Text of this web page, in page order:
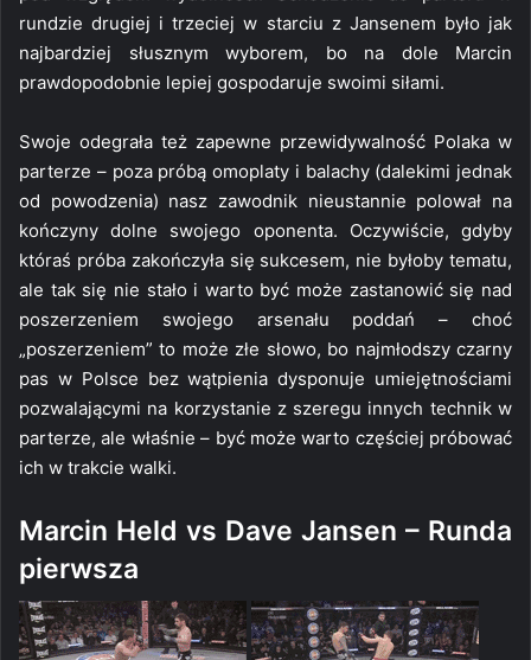
rundzie drugiej i trzeciej w starciu z Jansenem było jak
najbardziej słusznym wyborem, bo na dole Marcin
prawdopodobnie lepiej gospodaruje swoimi siłami.
Swoje odegrała też zapewne przewidywalność Polaka w
parterze – poza próbą omoplaty i balachy (dalekimi jednak
od powodzenia) nasz zawodnik nieustannie polował na
kończyny dolne swojego oponenta. Oczywiście, gdyby
któraś próba zakończyła się sukcesem, nie byłoby tematu,
ale tak się nie stało i warto być może zastanowić się nad
poszerzeniem swojego arsenału poddań – choć
„poszerzeniem” to może złe słowo, bo najmłodszy czarny
pas w Polsce bez wątpienia dysponuje umiejętnościami
pozwalającymi na korzystanie z szeregu innych technik w
parterze, ale właśnie – być może warto częściej próbować
ich w trakcie walki.
Marcin Held vs Dave Jansen – Runda
pierwsza